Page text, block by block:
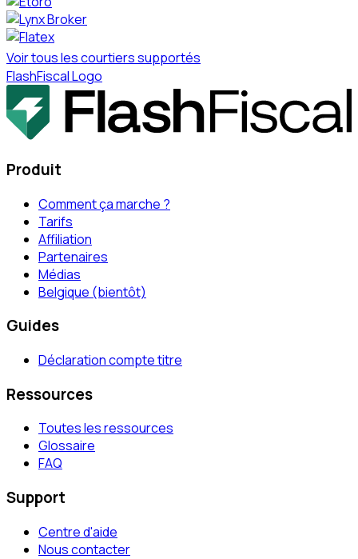
Voir tous les courtiers supportés
FlashFiscal Logo
Produit
Comment ça marche ?
Tarifs
Affiliation
Partenaires
Médias
Belgique (bientôt)
Guides
Déclaration compte titre
Ressources
Toutes les ressources
Glossaire
FAQ
Support
Centre d'aide
Nous contacter